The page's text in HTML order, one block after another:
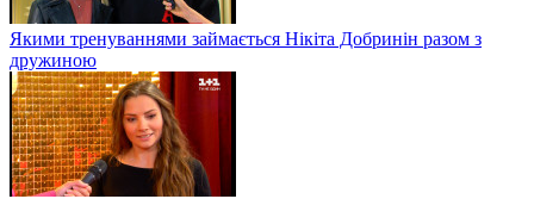
Якими тренуваннями займається Нікіта Добринін разом з
дружиною